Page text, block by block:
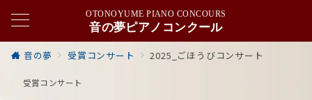
OTONOYUME PIANO CONCOURS
音の夢ピアノコンクール
音の夢 受賞コンサート 2025_ごほうびコンサート
受賞コンサート